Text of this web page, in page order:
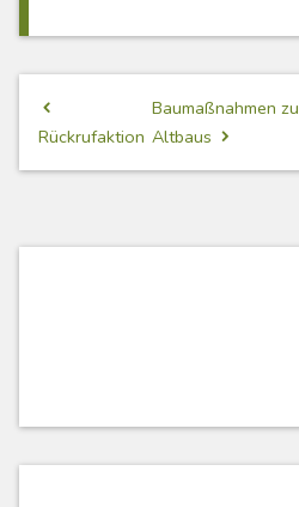
Beitragsnavigation
Rückrufaktion
Baumaßnahmen
Altbaus